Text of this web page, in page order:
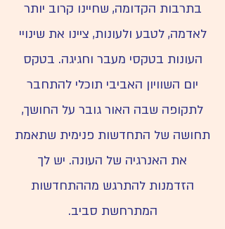
בתרבות הקדומה, שחיינו קרוב יותר
לאדמה, לטבע ולעונות, ציינו את שינויי
העונות בטקסי מעבר וחגיגה. בטקס
יום השוויון האביבי תוכלי להתחבר
לתקופה שבה האור גובר על החושך,
תחושה של התחדשות פנימית שתאמת
את האנרגיה של העונה. יש לך
הזדמנות להתרגש מההתחדשות
המתרחשת סביב.